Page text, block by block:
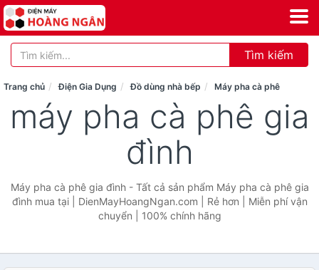
Tìm kiếm
Trang chủ Điện Gia Dụng Đồ dùng nhà bếp Máy pha cà phê
máy pha cà phê gia
đình
Máy pha cà phê gia đình - Tất cả sản phẩm Máy pha cà phê gia
đình mua tại | DienMayHoangNgan.com | Rẻ hơn | Miễn phí vận
chuyển | 100% chính hãng